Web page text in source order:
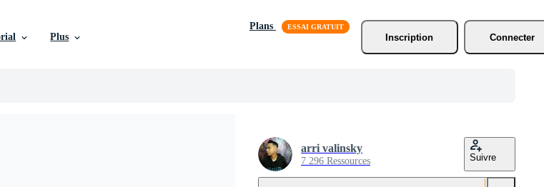
Plus
Plans
Inscription
Connecter
arri valinsky
7 296 Ressources Suivre